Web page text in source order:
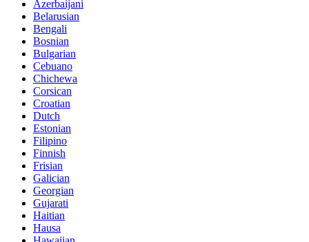
Azerbaijani
Belarusian
Bengali
Bosnian
Bulgarian
Cebuano
Chichewa
Corsican
Croatian
Dutch
Estonian
Filipino
Finnish
Frisian
Galician
Georgian
Gujarati
Haitian
Hausa